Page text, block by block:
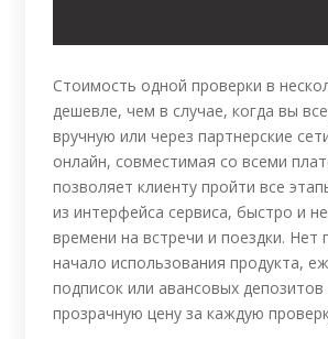
Стоимость одной проверки в
дешевле, чем в случае, когда вы
вручную или через партнерские
онлайн, совместимая со всеми
позволяет клиенту пройти все
из интерфейса сервиса, быстро и
времени на встречи и поездки. Нет
начало использования продукта,
подписок или авансовых
прозрачную цену за каждую